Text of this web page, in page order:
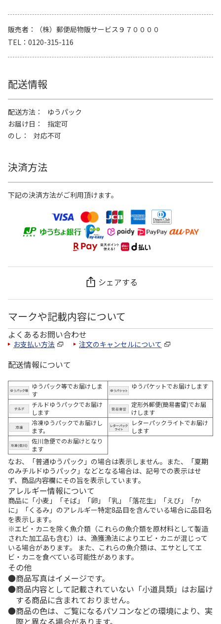
販売者
（株）郵便局物販サービス９７００００
TEL
0120-315-116
配送情報
配送方法
ゆうパック
お届け日
指定可
のし
対応不可
決済方法
下記の決済方法がご利用頂けます。
シェアする
マークや記載内容について
よくあるお問い合わせ
お支払い方法 注文のキャンセルについて
配送情報について
ゆうパック等でお届けしま
す
ゆうパケットでお届けします
チルドゆうパックでお届け
します
定形外郵便(簡易書留)でお届
けします
冷凍ゆうパックでお届けし
ます。
レターパックライトでお届け
します
佐川急便でのお届けとなり
ます
なお、「普通ゆうパック」の場合は表示しません。また、「夏期
のみチルドゆうパック」などとなる場合は、記号での表示はせ
ず、商品内容欄にその旨を表示しています。
アレルギー情報について
商品に「小麦」「そば」「卵」「乳」「落花生」「えび」「か
に」「くるみ」のアレルギー特定8品目を含んでいる場合に品目名
を表示します。
※エビ・カニを除く魚介類（これらの魚介類を原材料として製造
された加工品も含む）は、漁獲漁法によりエビ・カニが混じって
いる場合があります。 また、これらの魚介類は、エサとしてエ
ビ・カニを食べている可能性があります。
その他
商品写真はイメージです。
商品内容として記載されていない「小道具類」はお届け
する商品に含まれておりません。
商品の色は、ご覧になるパソコンなどの環境により、実
際と異なる場合があります。